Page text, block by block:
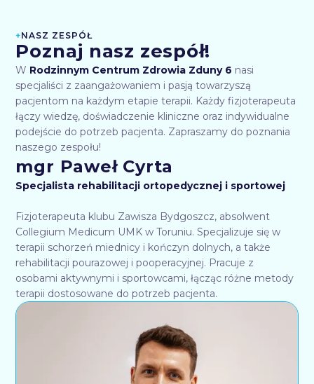
+NASZ ZESPÓŁ
Poznaj nasz zespół!
W Rodzinnym Centrum Zdrowia Zduny 6 nasi
specjaliści z zaangażowaniem i pasją towarzyszą
pacjentom na każdym etapie terapii. Każdy fizjoterapeuta
łączy wiedzę, doświadczenie kliniczne oraz indywidualne
podejście do potrzeb pacjenta. Zapraszamy do poznania
naszego zespołu!
mgr Paweł Cyrta
Specjalista rehabilitacji ortopedycznej i sportowej
Fizjoterapeuta klubu Zawisza Bydgoszcz, absolwent
Collegium Medicum UMK w Toruniu. Specjalizuje się w
terapii schorzeń miednicy i kończyn dolnych, a także
rehabilitacji pourazowej i pooperacyjnej. Pracuje z
osobami aktywnymi i sportowcami, łącząc różne metody
terapii dostosowane do potrzeb pacjenta.